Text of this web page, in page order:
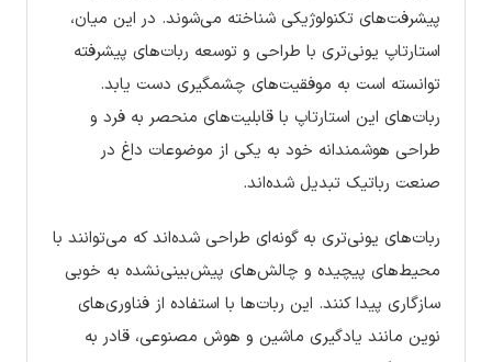
پیشرفت‌های تکنولوژیکی شناخته می‌شوند. در این میان،
استارتاپ یونی‌تری با طراحی و توسعه ربات‌های پیشرفته
توانسته است به موفقیت‌های چشمگیری دست یابد.
ربات‌های این استارتاپ با قابلیت‌های منحصر به فرد و
طراحی هوشمندانه خود به یکی از موضوعات داغ در
صنعت رباتیک تبدیل شده‌اند.
ربات‌های یونی‌تری به گونه‌ای طراحی شده‌اند که می‌توانند با
محیط‌های پیچیده و چالش‌های پیش‌بینی‌نشده به خوبی
سازگاری پیدا کنند. این ربات‌ها با استفاده از فناوری‌های
نوین مانند یادگیری ماشین و هوش مصنوعی، قادر به